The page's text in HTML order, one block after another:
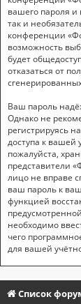
вашего пароля и
так и
конференции
возможность
будет
отказаться от
Ваш пароль
Однако не
регистрируясь
доступа к вашей
пожалуйста,
представители
лицо не вправе
ваш пароль к
функцией
необходимо
чего
для вашей
Список